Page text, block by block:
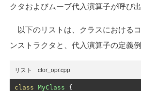
クタおよびムーブ代入演算子が呼び出
以下のリストは、クラスにおける
ンストラクタと、代入演算子の定義例
リスト ctor_opr.cpp
class MyClass
{